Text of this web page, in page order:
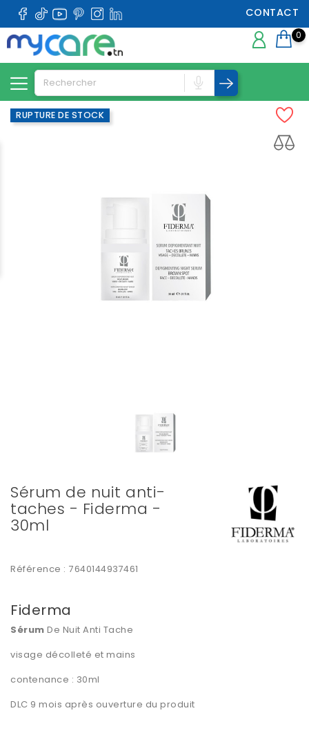
CONTACT
0
RUPTURE DE STOCK
Sérum de nuit anti-
taches - Fiderma -
30ml
Référence : 7640144937461
Fiderma
Sérum De Nuit Anti Tache
visage décolleté et mains
contenance : 30ml
DLC 9 mois après ouverture du produit